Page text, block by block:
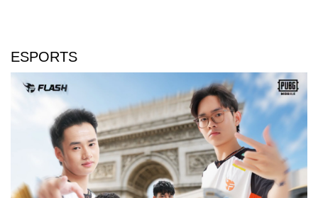
Nam khoa
Làm đẹp - giảm cân
Phòng mạch online
Ăn sạch sống khỏe
ESPORTS